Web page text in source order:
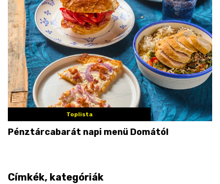
Toplista
Pénztárcabarát napi menü Domától
Címkék, kategóriák